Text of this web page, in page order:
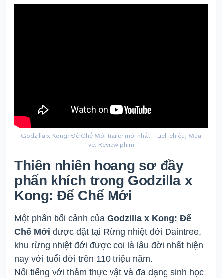
Godzilla x Kong: Đế Chế Mới trailer mới nhất - Lịch chiếu, Mua
vé, Review phim
Thiên nhiên hoang sơ đầy
phấn khích trong Godzilla x
Kong: Đế Chế Mới
Một phần bối cảnh của Godzilla x Kong: Đế
Chế Mới được đặt tại Rừng nhiệt đới Daintree,
khu rừng nhiệt đới được coi là lâu đời nhất hiện
nay với tuổi đời trên 110 triệu năm.
Nổi tiếng với thảm thực vật và đa dạng sinh học